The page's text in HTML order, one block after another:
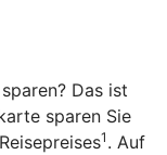
Das ist
sparen Sie
1 . Auf